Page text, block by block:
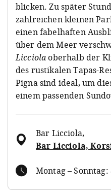
blicken. Zu später
zahlreichen kleinen
einen fabelhaften
über dem Meer
Licciola oberhalb der
des rustikalen Tapas-
Pigna sind ideal, um
einem passenden
Bar Licciola,
Bar Licciola,
Montag – Sonntag: